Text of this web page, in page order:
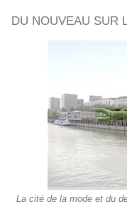
DU NOUVEAU SUR
La cité de la mode et du